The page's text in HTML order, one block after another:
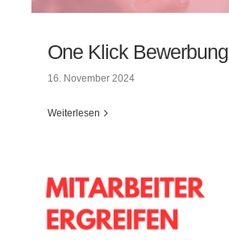
One Klick Bewerbung
16. November 2024
Weiterlesen